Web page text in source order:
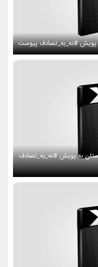
پویش #نه_به_تصادف پیوست
به پویش #نه_به_تصادف